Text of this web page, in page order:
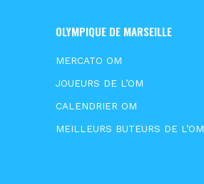
OLYMPIQUE DE MARSEILLE
MERCATO OM
JOUEURS DE L’OM
CALENDRIER OM
MEILLEURS BUTEURS DE L’OM